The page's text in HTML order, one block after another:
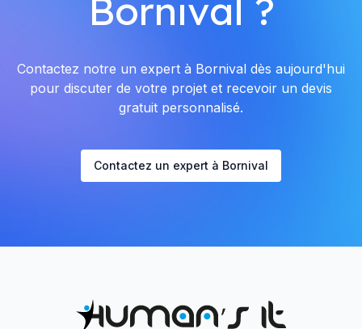
Bornival ?
Contactez notre un expert à Bornival dès aujourd'hui
pour discuter de votre projet et recevoir un devis
gratuit personnalisé.
Contactez un expert à Bornival